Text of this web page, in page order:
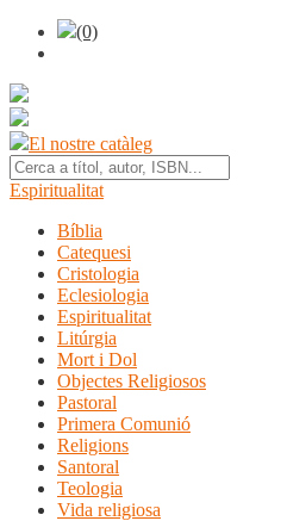
(0)
El nostre catàleg
Espiritualitat
Bíblia
Catequesi
Cristologia
Eclesiologia
Espiritualitat
Litúrgia
Mort i Dol
Objectes Religiosos
Pastoral
Primera Comunió
Religions
Santoral
Teologia
Vida religiosa